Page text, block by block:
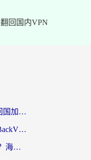
翻回国内VPN
美国看世界杯总卡？这篇回国加速器指南帮你无缝刷国内资源（附苹果手机VPN设置步骤）
穿梭VPN好用吗？和FlashBackVPN对比哪个回国效果更好？
Quickback和小黑牛哪个好？海外党亲测指南，选对回国加速器秒回国内